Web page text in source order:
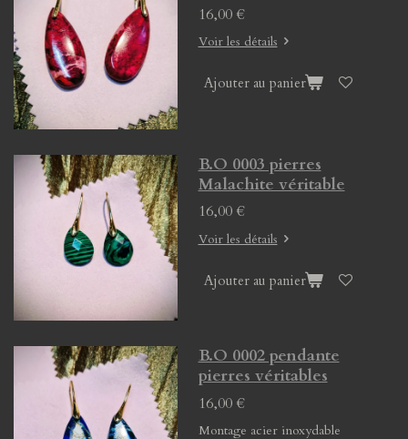
16,00 €
Voir les détails
Ajouter au panier
B.O 0003 pierres
Malachite véritable
16,00 €
Voir les détails
Ajouter au panier
B.O 0002 pendante
pierres véritables
16,00 €
Montage acier inoxydable